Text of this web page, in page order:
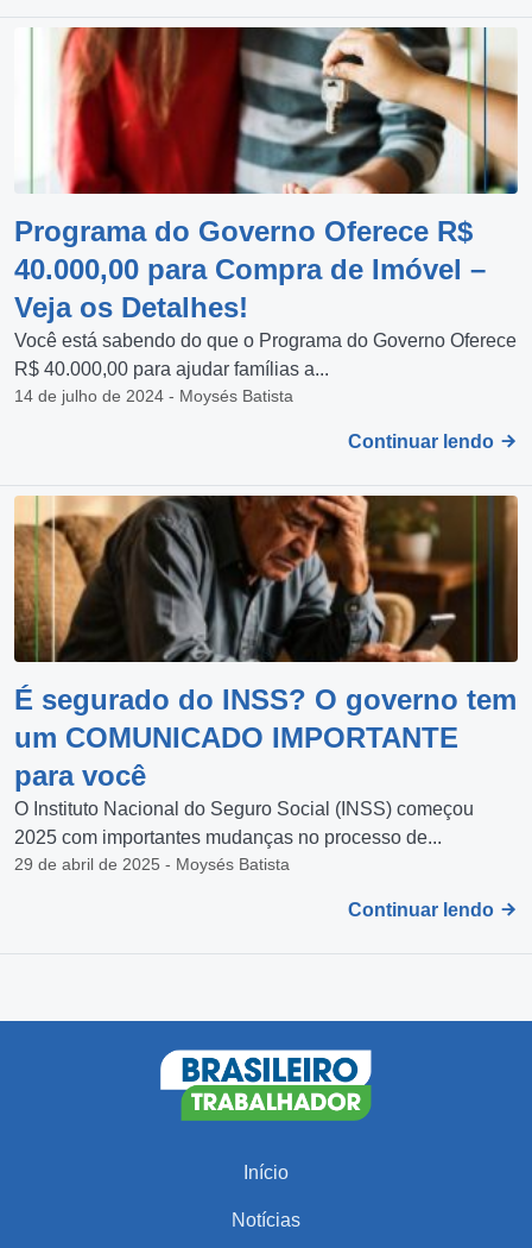
Programa do Governo Oferece R$
40.000,00 para Compra de Imóvel –
Veja os Detalhes!
Você está sabendo do que o Programa do Governo Oferece
R$ 40.000,00 para ajudar famílias a...
14 de julho de 2024 - Moysés Batista
Continuar lendo
É segurado do INSS? O governo tem
um COMUNICADO IMPORTANTE
para você
O Instituto Nacional do Seguro Social (INSS) começou
2025 com importantes mudanças no processo de...
29 de abril de 2025 - Moysés Batista
Continuar lendo
Início
Notícias